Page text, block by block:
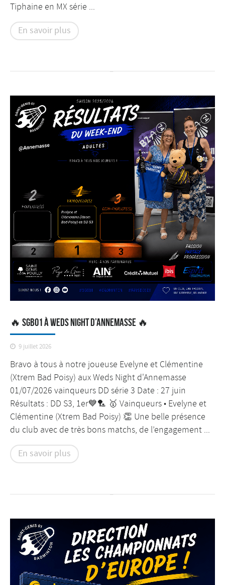
Tiphaine en MX série ...
En savoir plus
🔥 SGB01 à Weds Night d’Annemasse 🔥
9 juillet 2026
Bravo à tous à notre joueuse Evelyne et Clémentine
(Xtrem Bad Poisy) aux Weds Night d'Annemasse
01/07/2026 vainqueurs DD série 3 Date : 27 juin
Résultats : DD S3, 1er💙🏸 🥇 Vainqueurs • Evelyne et
Clémentine (Xtrem Bad Poisy) 👏 Une belle présence
du club avec de très bons matchs, de l’engagement ...
En savoir plus